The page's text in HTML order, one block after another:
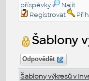
příspěvky
Najít
Registrovat
Šablony
Odpovědět
Šablony výkresů v